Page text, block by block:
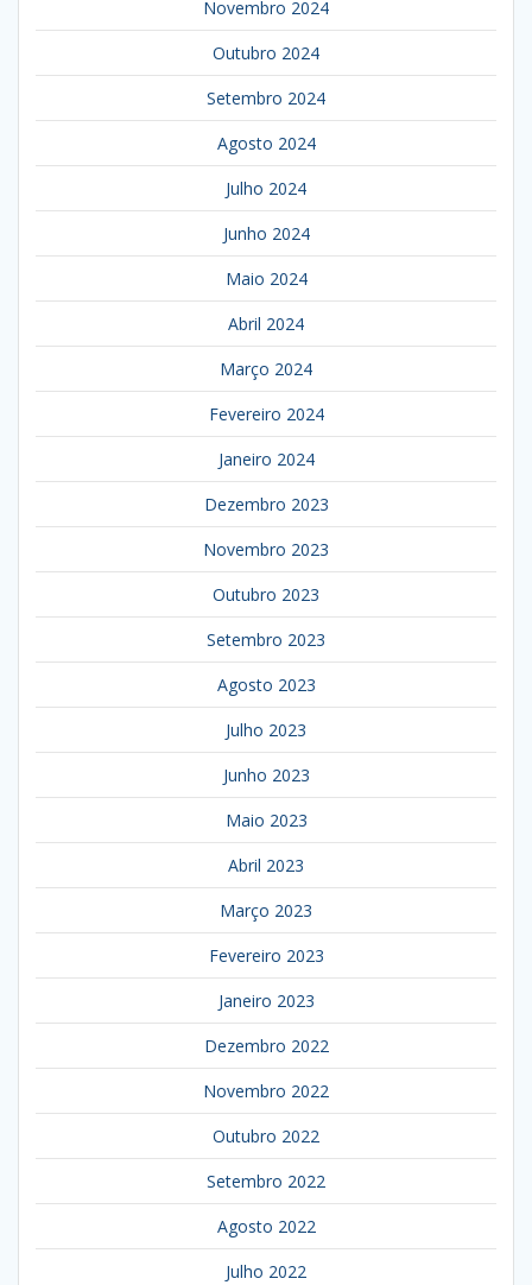
Novembro 2024
Outubro 2024
Setembro 2024
Agosto 2024
Julho 2024
Junho 2024
Maio 2024
Abril 2024
Março 2024
Fevereiro 2024
Janeiro 2024
Dezembro 2023
Novembro 2023
Outubro 2023
Setembro 2023
Agosto 2023
Julho 2023
Junho 2023
Maio 2023
Abril 2023
Março 2023
Fevereiro 2023
Janeiro 2023
Dezembro 2022
Novembro 2022
Outubro 2022
Setembro 2022
Agosto 2022
Julho 2022